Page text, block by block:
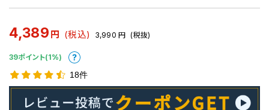
4,389 円 (税込) 3,990 円 (税抜)
39ポイント(1%)
18件